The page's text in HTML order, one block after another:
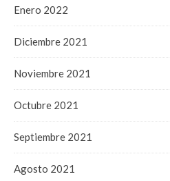
Enero 2022
Diciembre 2021
Noviembre 2021
Octubre 2021
Septiembre 2021
Agosto 2021